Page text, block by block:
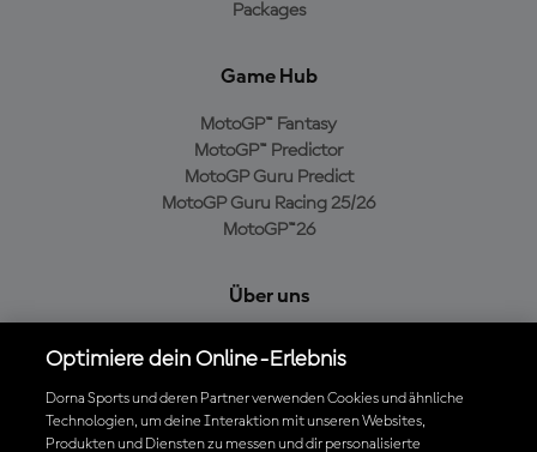
Packages
Game Hub
MotoGP™ Fantasy
MotoGP™ Predictor
MotoGP Guru Predict
MotoGP Guru Racing 25/26
MotoGP™26
Über uns
Cookie-Richtlinien
Geschäftsbedingungen
Datenschutzrichtlinien
Optimiere dein Online-Erlebnis
Dorna Sports und deren Partner verwenden Cookies und ähnliche
Technologien, um deine Interaktion mit unseren Websites,
Produkten und Diensten zu messen und dir personalisierte